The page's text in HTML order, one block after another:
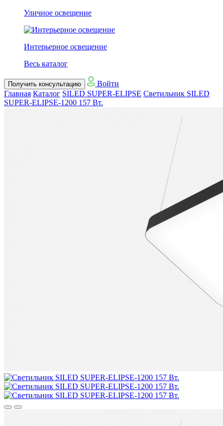
Уличное освещение
Интерьерное освещение
Весь каталог
Получить консультацию
Войти
Главная Каталог SILED SUPER-ELIPSE Светильник SILED
SUPER-ELIPSE-1200 157 Вт.